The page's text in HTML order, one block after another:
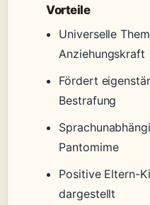
Vorteile
Universelle
Anziehungskraft
Fördert
Bestrafung
Pantomime
Positive Eltern-
dargestellt